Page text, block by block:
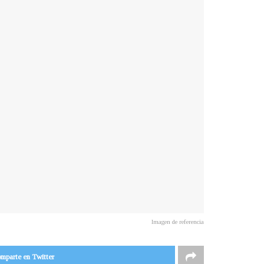
Imagen de referencia
en Twitter